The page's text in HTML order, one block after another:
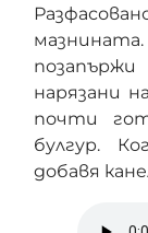
мазнината.
нарязани
почти
булгур.
добавя